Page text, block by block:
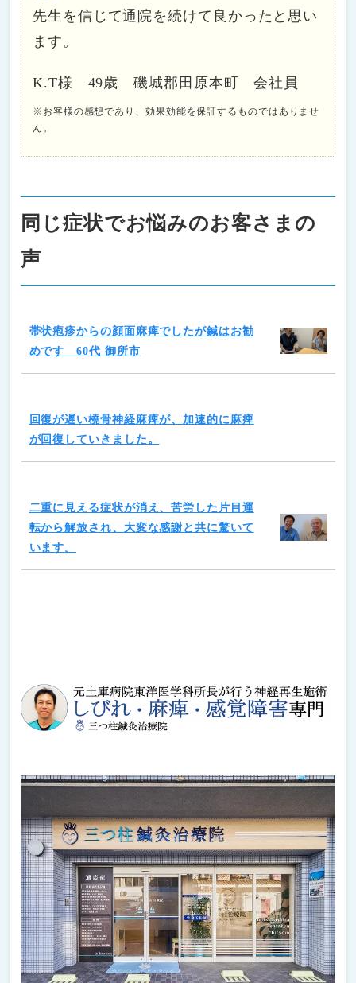
先生を信じて通院を続けて良かったと思い
ます。
K.T様 49歳 磯城郡田原本町 会社員
※お客様の感想であり、効果効能を保証するものではありませ
ん。
同じ症状でお悩みのお客さまの
声
帯状疱疹からの顔面麻痺でしたが鍼はお勧
めです 60代 御所市
回復が遅い橈骨神経麻痺が、加速的に麻痺
が回復していきました。
二重に見える症状が消え、苦労した片目運
転から解放され、大変な感謝と共に驚いて
います。